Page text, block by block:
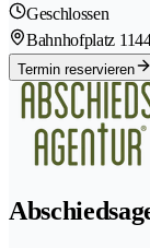
Geschlossen
Bahnhofplatz 11
Termin reservieren